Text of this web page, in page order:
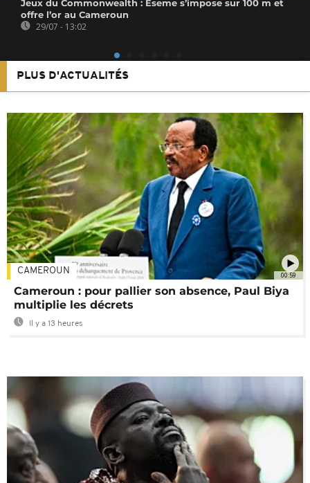
Jeux du Commonwealth : Eseme s’impose sur 100 m et
offre l’or au Cameroun
29/07 - 13:02
PLUS D'ACTUALITÉS
00:59
CAMEROUN
Cameroun : pour pallier son absence, Paul Biya
multiplie les décrets
Il y a 13 heures